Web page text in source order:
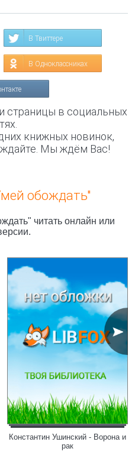
В Твиттере
В Одноклассниках
страницы в социальных
книжных новинок,
Мы ждём Вас!
обождать"
читать онлайн или
Константин Ушинский - Ворона и
рак